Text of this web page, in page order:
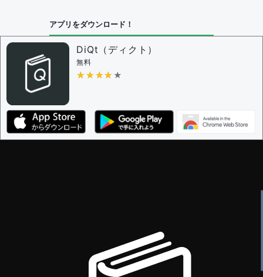
アプリをダウンロード！
DiQt（ディクト）
無料
★★★★★
★★★★★